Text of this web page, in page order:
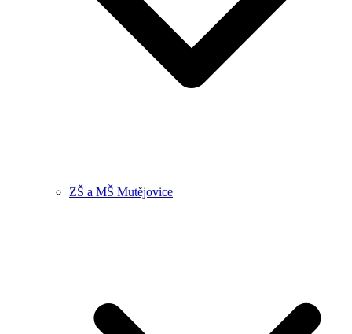
ZŠ a MŠ Mutějovice